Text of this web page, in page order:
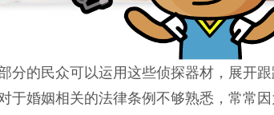
的民众可以运用这些侦探器材，展开
婚姻相关的法律条例不够熟悉，常常